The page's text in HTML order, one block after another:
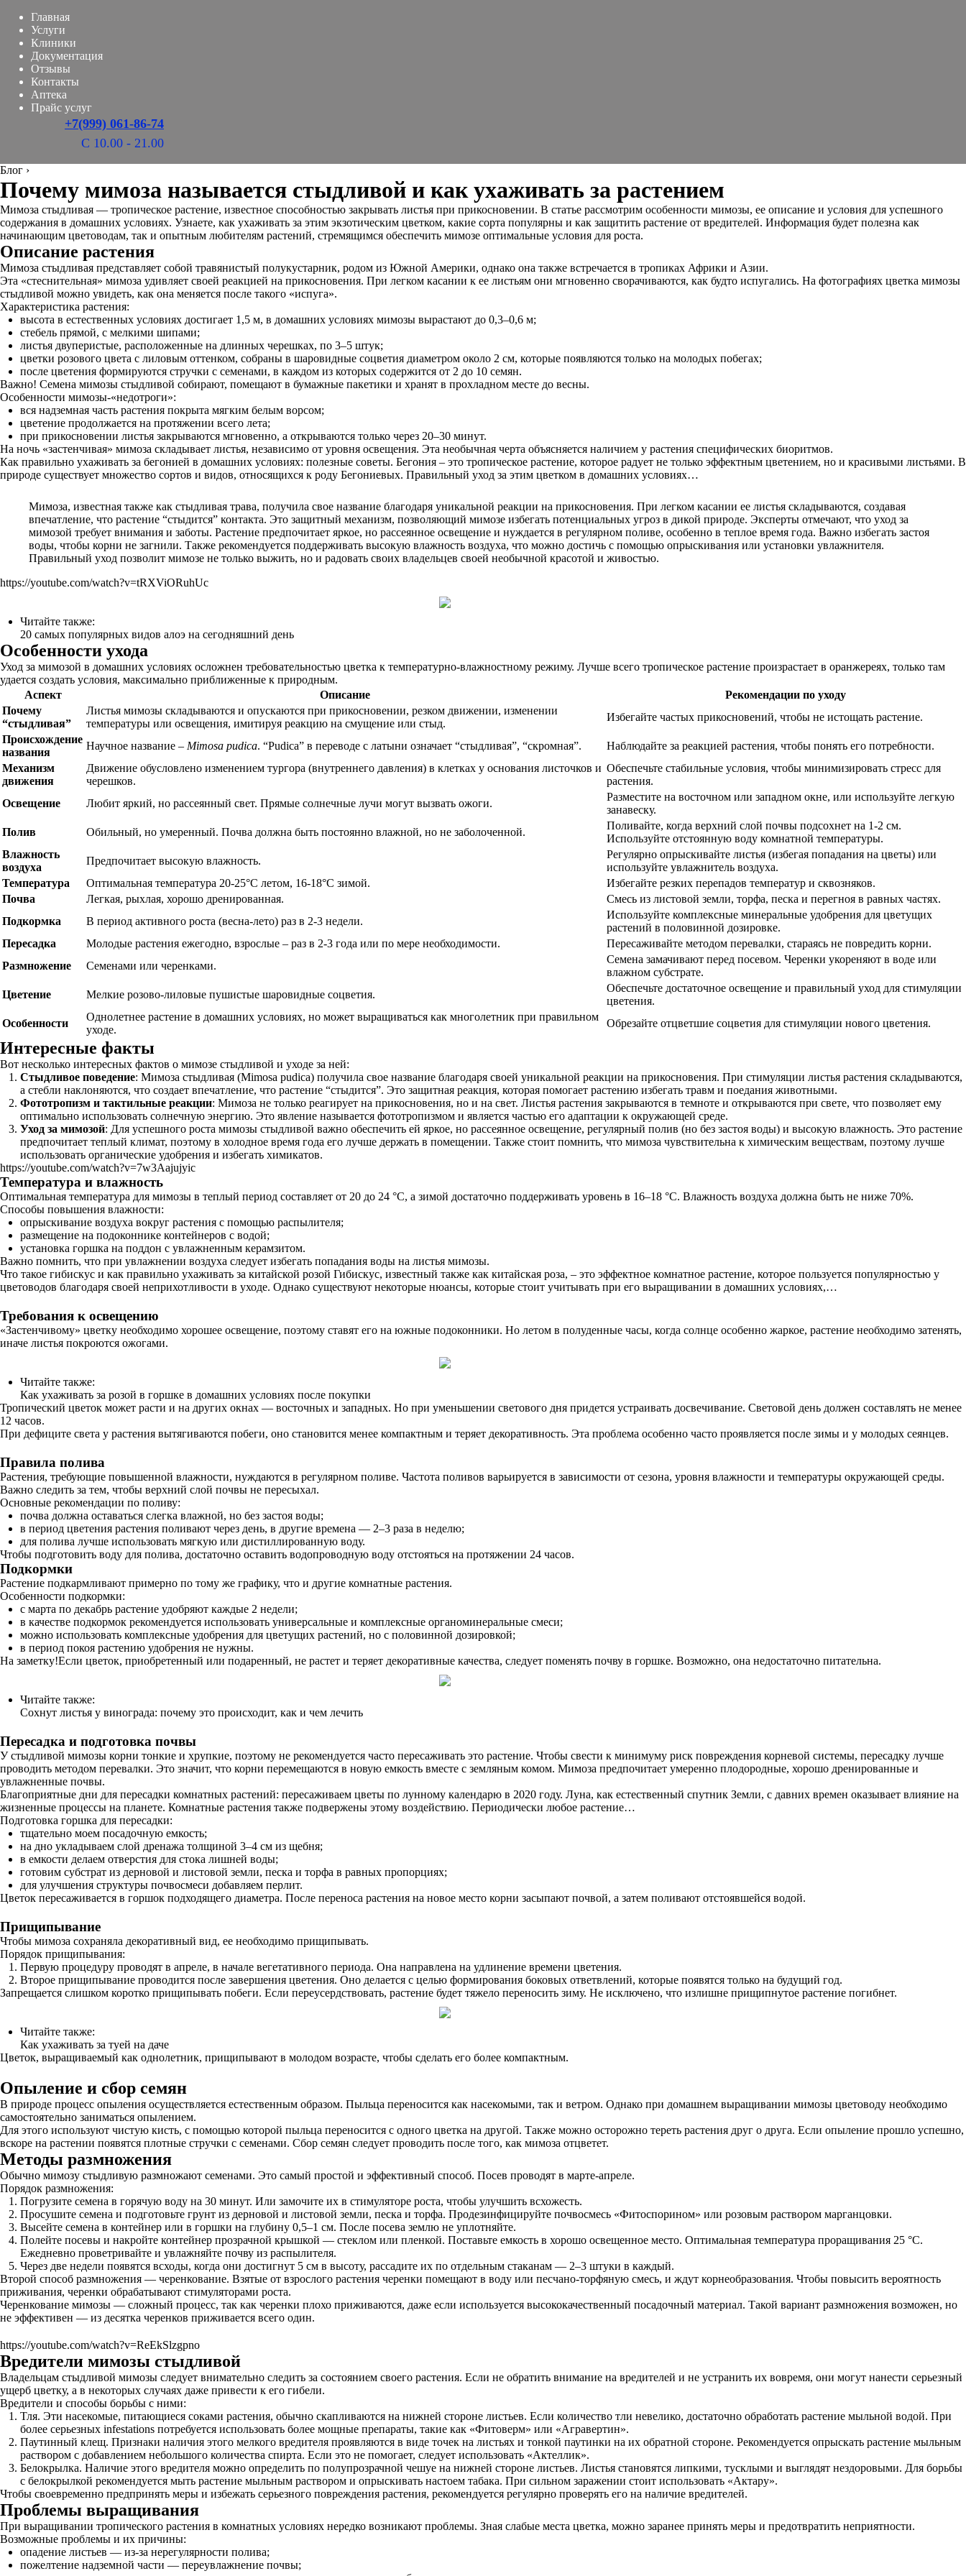
Главная
Услуги
Клиники
Документация
Отзывы
Контакты
Аптека
Прайс услуг
+7(999) 061-86-74
С 10.00 - 21.00
Блог ›
Почему мимоза называется стыдливой и как ухаживать за растением
Мимоза стыдливая — тропическое растение, известное способностью закрывать листья при прикосновении. В статье рассмотрим особенности мимозы, ее описание и условия для успешного
содержания в домашних условиях. Узнаете, как ухаживать за этим экзотическим цветком, какие сорта популярны и как защитить растение от вредителей. Информация будет полезна как
начинающим цветоводам, так и опытным любителям растений, стремящимся обеспечить мимозе оптимальные условия для роста.
Описание растения
Мимоза стыдливая представляет собой травянистый полукустарник, родом из Южной Америки, однако она также встречается в тропиках Африки и Азии.
Эта «стеснительная» мимоза удивляет своей реакцией на прикосновения. При легком касании к ее листьям они мгновенно сворачиваются, как будто испугались. На фотографиях цветка мимозы
стыдливой можно увидеть, как она меняется после такого «испуга».
Характеристика растения:
высота в естественных условиях достигает 1,5 м, в домашних условиях мимозы вырастают до 0,3–0,6 м;
стебель прямой, с мелкими шипами;
листья двуперистые, расположенные на длинных черешках, по 3–5 штук;
цветки розового цвета с лиловым оттенком, собраны в шаровидные соцветия диаметром около 2 см, которые появляются только на молодых побегах;
после цветения формируются стручки с семенами, в каждом из которых содержится от 2 до 10 семян.
Важно! Семена мимозы стыдливой собирают, помещают в бумажные пакетики и хранят в прохладном месте до весны.
Особенности мимозы-«недотроги»:
вся надземная часть растения покрыта мягким белым ворсом;
цветение продолжается на протяжении всего лета;
при прикосновении листья закрываются мгновенно, а открываются только через 20–30 минут.
На ночь «застенчивая» мимоза складывает листья, независимо от уровня освещения. Эта необычная черта объясняется наличием у растения специфических биоритмов.
Как правильно ухаживать за бегонией в домашних условиях: полезные советы. Бегония – это тропическое растение, которое радует не только эффектным цветением, но и красивыми листьями. В
природе существует множество сортов и видов, относящихся к роду Бегониевых. Правильный уход за этим цветком в домашних условиях…
Мимоза, известная также как стыдливая трава, получила свое название благодаря уникальной реакции на прикосновения. При легком касании ее листья складываются, создавая
впечатление, что растение “стыдится” контакта. Это защитный механизм, позволяющий мимозе избегать потенциальных угроз в дикой природе. Эксперты отмечают, что уход за
мимозой требует внимания и заботы. Растение предпочитает яркое, но рассеянное освещение и нуждается в регулярном поливе, особенно в теплое время года. Важно избегать застоя
воды, чтобы корни не загнили. Также рекомендуется поддерживать высокую влажность воздуха, что можно достичь с помощью опрыскивания или установки увлажнителя.
Правильный уход позволит мимозе не только выжить, но и радовать своих владельцев своей необычной красотой и живостью.
https://youtube.com/watch?v=tRXViORuhUc
Читайте также:
20 самых популярных видов алоэ на сегодняшний день
Особенности ухода
Уход за мимозой в домашних условиях осложнен требовательностью цветка к температурно-влажностному режиму. Лучше всего тропическое растение произрастает в оранжереях, только там
удается создать условия, максимально приближенные к природным.
Аспект
Описание
Рекомендации по уходу
Почему
“стыдливая”
Листья мимозы складываются и опускаются при прикосновении, резком движении, изменении
температуры или освещения, имитируя реакцию на смущение или стыд.
Избегайте частых прикосновений, чтобы не истощать растение.
Происхождение
названия
Научное название – Mimosa pudica. “Pudica” в переводе с латыни означает “стыдливая”, “скромная”.
Наблюдайте за реакцией растения, чтобы понять его потребности.
Механизм
движения
Движение обусловлено изменением тургора (внутреннего давления) в клетках у основания листочков и
черешков.
Обеспечьте стабильные условия, чтобы минимизировать стресс для
растения.
Освещение
Любит яркий, но рассеянный свет. Прямые солнечные лучи могут вызвать ожоги.
Разместите на восточном или западном окне, или используйте легкую
занавеску.
Полив
Обильный, но умеренный. Почва должна быть постоянно влажной, но не заболоченной.
Поливайте, когда верхний слой почвы подсохнет на 1-2 см.
Используйте отстоянную воду комнатной температуры.
Влажность
воздуха
Предпочитает высокую влажность.
Регулярно опрыскивайте листья (избегая попадания на цветы) или
используйте увлажнитель воздуха.
Температура
Оптимальная температура 20-25°C летом, 16-18°C зимой.
Избегайте резких перепадов температур и сквозняков.
Почва
Легкая, рыхлая, хорошо дренированная.
Смесь из листовой земли, торфа, песка и перегноя в равных частях.
Подкормка
В период активного роста (весна-лето) раз в 2-3 недели.
Используйте комплексные минеральные удобрения для цветущих
растений в половинной дозировке.
Пересадка
Молодые растения ежегодно, взрослые – раз в 2-3 года или по мере необходимости.
Пересаживайте методом перевалки, стараясь не повредить корни.
Размножение
Семенами или черенками.
Семена замачивают перед посевом. Черенки укореняют в воде или
влажном субстрате.
Цветение
Мелкие розово-лиловые пушистые шаровидные соцветия.
Обеспечьте достаточное освещение и правильный уход для стимуляции
цветения.
Особенности
Однолетнее растение в домашних условиях, но может выращиваться как многолетник при правильном
уходе.
Обрезайте отцветшие соцветия для стимуляции нового цветения.
Интересные факты
Вот несколько интересных фактов о мимозе стыдливой и уходе за ней:
Стыдливое поведение: Мимоза стыдливая (Mimosa pudica) получила свое название благодаря своей уникальной реакции на прикосновения. При стимуляции листья растения складываются,
а стебли наклоняются, что создает впечатление, что растение “стыдится”. Это защитная реакция, которая помогает растению избегать травм и поедания животными.
Фототропизм и тактильные реакции: Мимоза не только реагирует на прикосновения, но и на свет. Листья растения закрываются в темноте и открываются при свете, что позволяет ему
оптимально использовать солнечную энергию. Это явление называется фототропизмом и является частью его адаптации к окружающей среде.
Уход за мимозой: Для успешного роста мимозы стыдливой важно обеспечить ей яркое, но рассеянное освещение, регулярный полив (но без застоя воды) и высокую влажность. Это растение
предпочитает теплый климат, поэтому в холодное время года его лучше держать в помещении. Также стоит помнить, что мимоза чувствительна к химическим веществам, поэтому лучше
использовать органические удобрения и избегать химикатов.
https://youtube.com/watch?v=7w3Aajujyic
Температура и влажность
Оптимальная температура для мимозы в теплый период составляет от 20 до 24 °C, а зимой достаточно поддерживать уровень в 16–18 °C. Влажность воздуха должна быть не ниже 70%.
Способы повышения влажности:
опрыскивание воздуха вокруг растения с помощью распылителя;
размещение на подоконнике контейнеров с водой;
установка горшка на поддон с увлажненным керамзитом.
Важно помнить, что при увлажнении воздуха следует избегать попадания воды на листья мимозы.
Что такое гибискус и как правильно ухаживать за китайской розой Гибискус, известный также как китайская роза, – это эффектное комнатное растение, которое пользуется популярностью у
цветоводов благодаря своей неприхотливости в уходе. Однако существуют некоторые нюансы, которые стоит учитывать при его выращивании в домашних условиях,…
Требования к освещению
«Застенчивому» цветку необходимо хорошее освещение, поэтому ставят его на южные подоконники. Но летом в полуденные часы, когда солнце особенно жаркое, растение необходимо затенять,
иначе листья покроются ожогами.
Читайте также:
Как ухаживать за розой в горшке в домашних условиях после покупки
Тропический цветок может расти и на других окнах — восточных и западных. Но при уменьшении светового дня придется устраивать досвечивание. Световой день должен составлять не менее
12 часов.
При дефиците света у растения вытягиваются побеги, оно становится менее компактным и теряет декоративность. Эта проблема особенно часто проявляется после зимы и у молодых сеянцев.
Правила полива
Растения, требующие повышенной влажности, нуждаются в регулярном поливе. Частота поливов варьируется в зависимости от сезона, уровня влажности и температуры окружающей среды.
Важно следить за тем, чтобы верхний слой почвы не пересыхал.
Основные рекомендации по поливу:
почва должна оставаться слегка влажной, но без застоя воды;
в период цветения растения поливают через день, в другие времена — 2–3 раза в неделю;
для полива лучше использовать мягкую или дистиллированную воду.
Чтобы подготовить воду для полива, достаточно оставить водопроводную воду отстояться на протяжении 24 часов.
Подкормки
Растение подкармливают примерно по тому же графику, что и другие комнатные растения.
Особенности подкормки:
с марта по декабрь растение удобряют каждые 2 недели;
в качестве подкормок рекомендуется использовать универсальные и комплексные органоминеральные смеси;
можно использовать комплексные удобрения для цветущих растений, но с половинной дозировкой;
в период покоя растению удобрения не нужны.
На заметку!Если цветок, приобретенный или подаренный, не растет и теряет декоративные качества, следует поменять почву в горшке. Возможно, она недостаточно питательна.
Читайте также:
Сохнут листья у винограда: почему это происходит, как и чем лечить
Пересадка и подготовка почвы
У стыдливой мимозы корни тонкие и хрупкие, поэтому не рекомендуется часто пересаживать это растение. Чтобы свести к минимуму риск повреждения корневой системы, пересадку лучше
проводить методом перевалки. Это значит, что корни перемещаются в новую емкость вместе с земляным комом. Мимоза предпочитает умеренно плодородные, хорошо дренированные и
увлажненные почвы.
Благоприятные дни для пересадки комнатных растений: пересаживаем цветы по лунному календарю в 2020 году. Луна, как естественный спутник Земли, с давних времен оказывает влияние на
жизненные процессы на планете. Комнатные растения также подвержены этому воздействию. Периодически любое растение…
Подготовка горшка для пересадки:
тщательно моем посадочную емкость;
на дно укладываем слой дренажа толщиной 3–4 см из щебня;
в емкости делаем отверстия для стока лишней воды;
готовим субстрат из дерновой и листовой земли, песка и торфа в равных пропорциях;
для улучшения структуры почвосмеси добавляем перлит.
Цветок пересаживается в горшок подходящего диаметра. После переноса растения на новое место корни засыпают почвой, а затем поливают отстоявшейся водой.
Прищипывание
Чтобы мимоза сохраняла декоративный вид, ее необходимо прищипывать.
Порядок прищипывания:
Первую процедуру проводят в апреле, в начале вегетативного периода. Она направлена на удлинение времени цветения.
Второе прищипывание проводится после завершения цветения. Оно делается с целью формирования боковых ответвлений, которые появятся только на будущий год.
Запрещается слишком коротко прищипывать побеги. Если переусердствовать, растение будет тяжело переносить зиму. Не исключено, что излишне прищипнутое растение погибнет.
Читайте также:
Как ухаживать за туей на даче
Цветок, выращиваемый как однолетник, прищипывают в молодом возрасте, чтобы сделать его более компактным.
Опыление и сбор семян
В природе процесс опыления осуществляется естественным образом. Пыльца переносится как насекомыми, так и ветром. Однако при домашнем выращивании мимозы цветоводу необходимо
самостоятельно заниматься опылением.
Для этого используют чистую кисть, с помощью которой пыльца переносится с одного цветка на другой. Также можно осторожно тереть растения друг о друга. Если опыление прошло успешно,
вскоре на растении появятся плотные стручки с семенами. Сбор семян следует проводить после того, как мимоза отцветет.
Методы размножения
Обычно мимозу стыдливую размножают семенами. Это самый простой и эффективный способ. Посев проводят в марте-апреле.
Порядок размножения:
Погрузите семена в горячую воду на 30 минут. Или замочите их в стимуляторе роста, чтобы улучшить всхожесть.
Просушите семена и подготовьте грунт из дерновой и листовой земли, песка и торфа. Продезинфицируйте почвосмесь «Фитоспорином» или розовым раствором марганцовки.
Высейте семена в контейнер или в горшки на глубину 0,5–1 см. После посева землю не уплотняйте.
Полейте посевы и накройте контейнер прозрачной крышкой — стеклом или пленкой. Поставьте емкость в хорошо освещенное место. Оптимальная температура проращивания 25 °C.
Ежедневно проветривайте и увлажняйте почву из распылителя.
Через две недели появятся всходы, когда они достигнут 5 см в высоту, рассадите их по отдельным стаканам — 2–3 штуки в каждый.
Второй способ размножения — черенкование. Взятые от взрослого растения черенки помещают в воду или песчано-торфяную смесь, и ждут корнеобразования. Чтобы повысить вероятность
приживания, черенки обрабатывают стимуляторами роста.
Черенкование мимозы — сложный процесс, так как черенки плохо приживаются, даже если используется высококачественный посадочный материал. Такой вариант размножения возможен, но
не эффективен — из десятка черенков приживается всего один.
https://youtube.com/watch?v=ReEkSlzgpno
Вредители мимозы стыдливой
Владельцам стыдливой мимозы следует внимательно следить за состоянием своего растения. Если не обратить внимание на вредителей и не устранить их вовремя, они могут нанести серьезный
ущерб цветку, а в некоторых случаях даже привести к его гибели.
Вредители и способы борьбы с ними:
Тля. Эти насекомые, питающиеся соками растения, обычно скапливаются на нижней стороне листьев. Если количество тли невелико, достаточно обработать растение мыльной водой. При
более серьезных infestations потребуется использовать более мощные препараты, такие как «Фитоверм» или «Агравертин».
Паутинный клещ. Признаки наличия этого мелкого вредителя проявляются в виде точек на листьях и тонкой паутинки на их обратной стороне. Рекомендуется опрыскать растение мыльным
раствором с добавлением небольшого количества спирта. Если это не помогает, следует использовать «Актеллик».
Белокрылка. Наличие этого вредителя можно определить по полупрозрачной чешуе на нижней стороне листьев. Листья становятся липкими, тусклыми и выглядят нездоровыми. Для борьбы
с белокрылкой рекомендуется мыть растение мыльным раствором и опрыскивать настоем табака. При сильном заражении стоит использовать «Актару».
Чтобы своевременно предпринять меры и избежать серьезного повреждения растения, рекомендуется регулярно проверять его на наличие вредителей.
Проблемы выращивания
При выращивании тропического растения в комнатных условиях нередко возникают проблемы. Зная слабые места цветка, можно заранее принять меры и предотвратить неприятности.
Возможные проблемы и их причины:
опадение листьев — из-за нерегулярности полива;
пожелтение надземной части — переувлажнение почвы;